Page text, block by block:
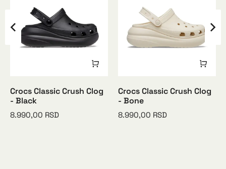
Crocs Classic Crush Clog
- Black
8.990,00 RSD
Crocs Classic Crush Clog
- Bone
8.990,00 RSD